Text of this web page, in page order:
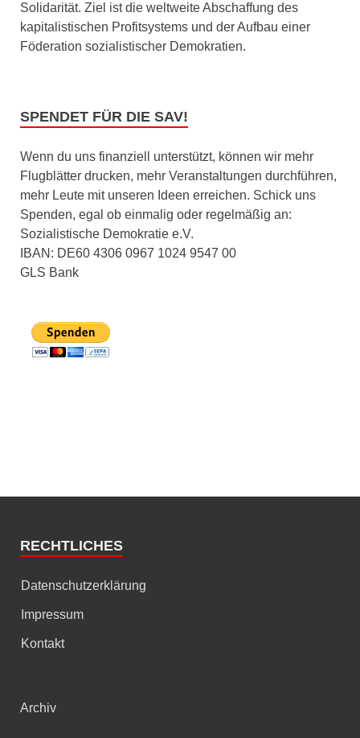
Solidarität. Ziel ist die weltweite Abschaffung des
kapitalistischen Profitsystems und der Aufbau einer
Föderation sozialistischer Demokratien.
SPENDET FÜR DIE SAV!
Wenn du uns finanziell unterstützt, können wir mehr
Flugblätter drucken, mehr Veranstaltungen durchführen,
mehr Leute mit unseren Ideen erreichen. Schick uns
Spenden, egal ob einmalig oder regelmäßig an:
Sozialistische Demokratie e.V.
IBAN: DE60 4306 0967 1024 9547 00
GLS Bank
RECHTLICHES
Datenschutzerklärung
Impressum
Kontakt
Archiv